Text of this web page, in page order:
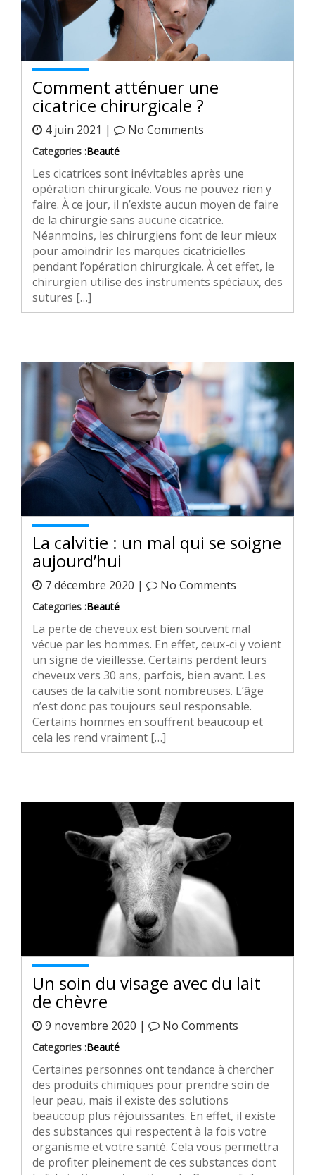
Comment atténuer une
cicatrice chirurgicale ?
4 juin 2021 | No Comments
Categories :Beauté
Les cicatrices sont inévitables après une
opération chirurgicale. Vous ne pouvez rien y
faire. À ce jour, il n’existe aucun moyen de faire
de la chirurgie sans aucune cicatrice.
Néanmoins, les chirurgiens font de leur mieux
pour amoindrir les marques cicatricielles
pendant l’opération chirurgicale. À cet effet, le
chirurgien utilise des instruments spéciaux, des
sutures […]
La calvitie : un mal qui se soigne
aujourd’hui
7 décembre 2020 | No Comments
Categories :Beauté
La perte de cheveux est bien souvent mal
vécue par les hommes. En effet, ceux-ci y voient
un signe de vieillesse. Certains perdent leurs
cheveux vers 30 ans, parfois, bien avant. Les
causes de la calvitie sont nombreuses. L’âge
n’est donc pas toujours seul responsable.
Certains hommes en souffrent beaucoup et
cela les rend vraiment […]
Un soin du visage avec du lait
de chèvre
9 novembre 2020 | No Comments
Categories :Beauté
Certaines personnes ont tendance à chercher
des produits chimiques pour prendre soin de
leur peau, mais il existe des solutions
beaucoup plus réjouissantes. En effet, il existe
des substances qui respectent à la fois votre
organisme et votre santé. Cela vous permettra
de profiter pleinement de ces substances dont